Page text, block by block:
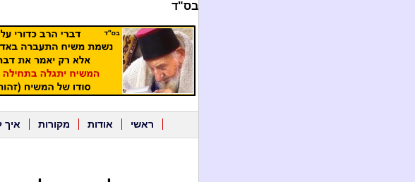
בס"ד
ראשי אודות מקורות איך